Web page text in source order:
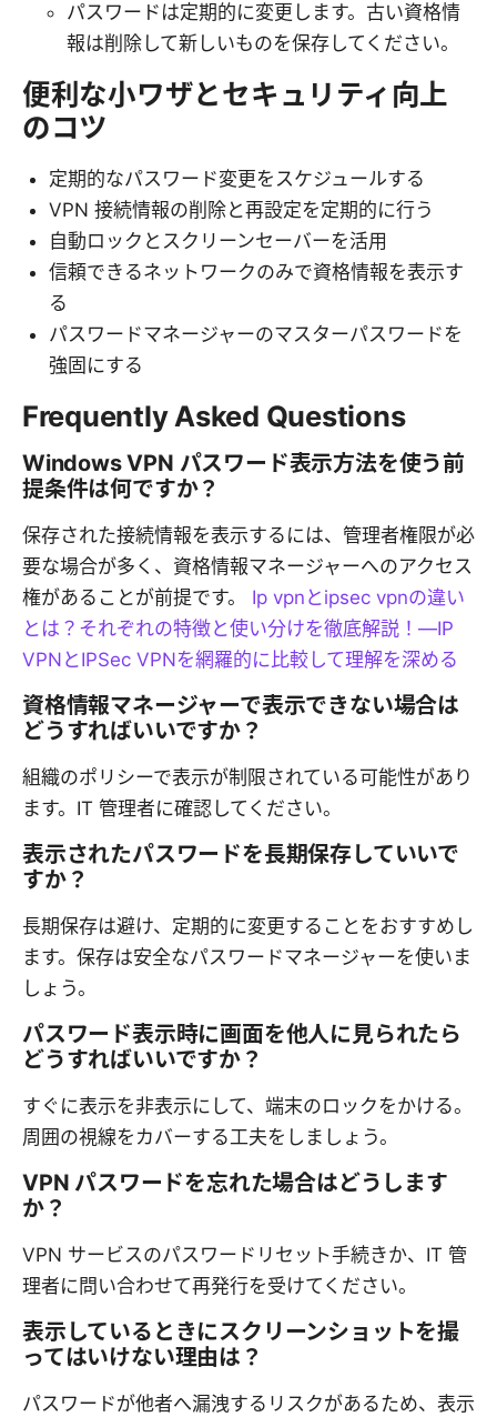
パスワードは定期的に変更します。古い資格情
報は削除して新しいものを保存してください。
便利な小ワザとセキュリティ向上
のコツ
定期的なパスワード変更をスケジュールする
VPN 接続情報の削除と再設定を定期的に行う
自動ロックとスクリーンセーバーを活用
信頼できるネットワークのみで資格情報を表示す
る
パスワードマネージャーのマスターパスワードを
強固にする
Frequently Asked Questions
Windows VPN パスワード表示方法を使う前
提条件は何ですか？
保存された接続情報を表示するには、管理者権限が必
要な場合が多く、資格情報マネージャーへのアクセス
権があることが前提です。 Ip vpnとipsec vpnの違い
とは？それぞれの特徴と使い分けを徹底解説！—IP
VPNとIPSec VPNを網羅的に比較して理解を深める
資格情報マネージャーで表示できない場合は
どうすればいいですか？
組織のポリシーで表示が制限されている可能性があり
ます。IT 管理者に確認してください。
表示されたパスワードを長期保存していいで
すか？
長期保存は避け、定期的に変更することをおすすめし
ます。保存は安全なパスワードマネージャーを使いま
しょう。
パスワード表示時に画面を他人に見られたら
どうすればいいですか？
すぐに表示を非表示にして、端末のロックをかける。
周囲の視線をカバーする工夫をしましょう。
VPN パスワードを忘れた場合はどうします
か？
VPN サービスのパスワードリセット手続きか、IT 管
理者に問い合わせて再発行を受けてください。
表示しているときにスクリーンショットを撮
ってはいけない理由は？
パスワードが他者へ漏洩するリスクがあるため、表示